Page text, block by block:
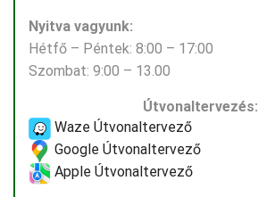
Nyitva vagyunk:
Hétfő – Péntek: 8:00 – 17:00
Szombat: 9:00 – 13.00
Útvonaltervezés:
Waze Útvonaltervező
Google Útvonaltervező
Apple Útvonaltervező